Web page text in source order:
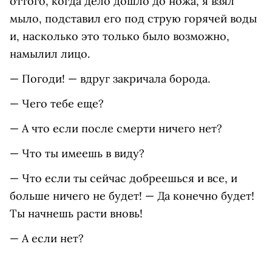
мыло, подставил его под струю горячей воды
и, насколько это только было возможно,
намылил лицо.
— Погоди! — вдруг закричала борода.
— Чего тебе еще?
— А что если после смерти ничего нет?
— Что ты имеешь в виду?
— Что если ты сейчас добреешься и все, и
больше ничего не будет! — Да конечно будет!
Ты начнешь расти вновь!
— А если нет?